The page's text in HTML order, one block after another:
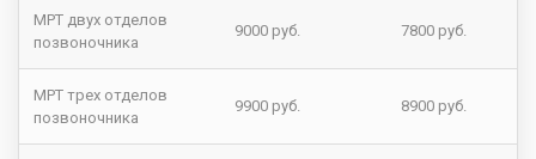
МРТ двух отделов
позвоночника
9000 руб. 7800 руб.
МРТ трех отделов
позвоночника
9900 руб. 8900 руб.